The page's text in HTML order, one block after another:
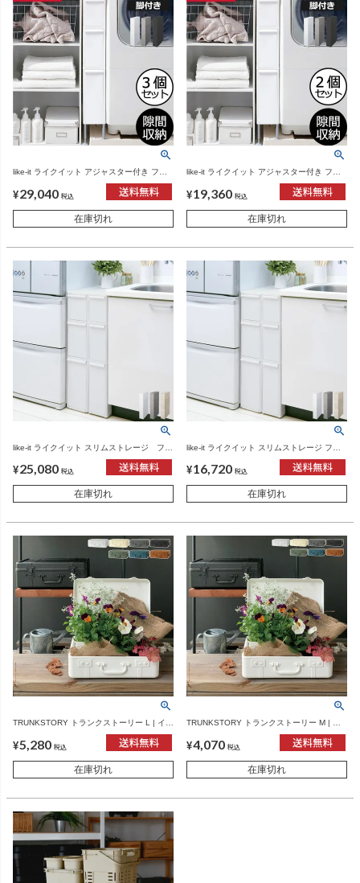
like-it ライクイット アジャスター付き ファ
イントールストッカー FTS-111LA 3個セッ
ト | インテリア雑貨
¥29,040 税込
在庫切れ
like-it ライクイット アジャスター付き ファ
イントールストッカー FTS-111LA 2個セッ
ト | インテリア雑貨
¥19,360 税込
在庫切れ
like-it ライクイット スリムストレージ ファ
| インテリア雑貨
¥25,080 税込
在庫切れ
like-it ライクイット スリムストレージ ファ
| インテリア雑貨
¥16,720 税込
在庫切れ
TRUNKSTORY トランクストーリー L | イン
¥5,280 税込
在庫切れ
TRUNKSTORY トランクストーリー M | イ
ンテリア雑貨・収納ケース
¥4,070 税込
在庫切れ